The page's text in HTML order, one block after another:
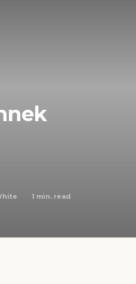
1 min. read